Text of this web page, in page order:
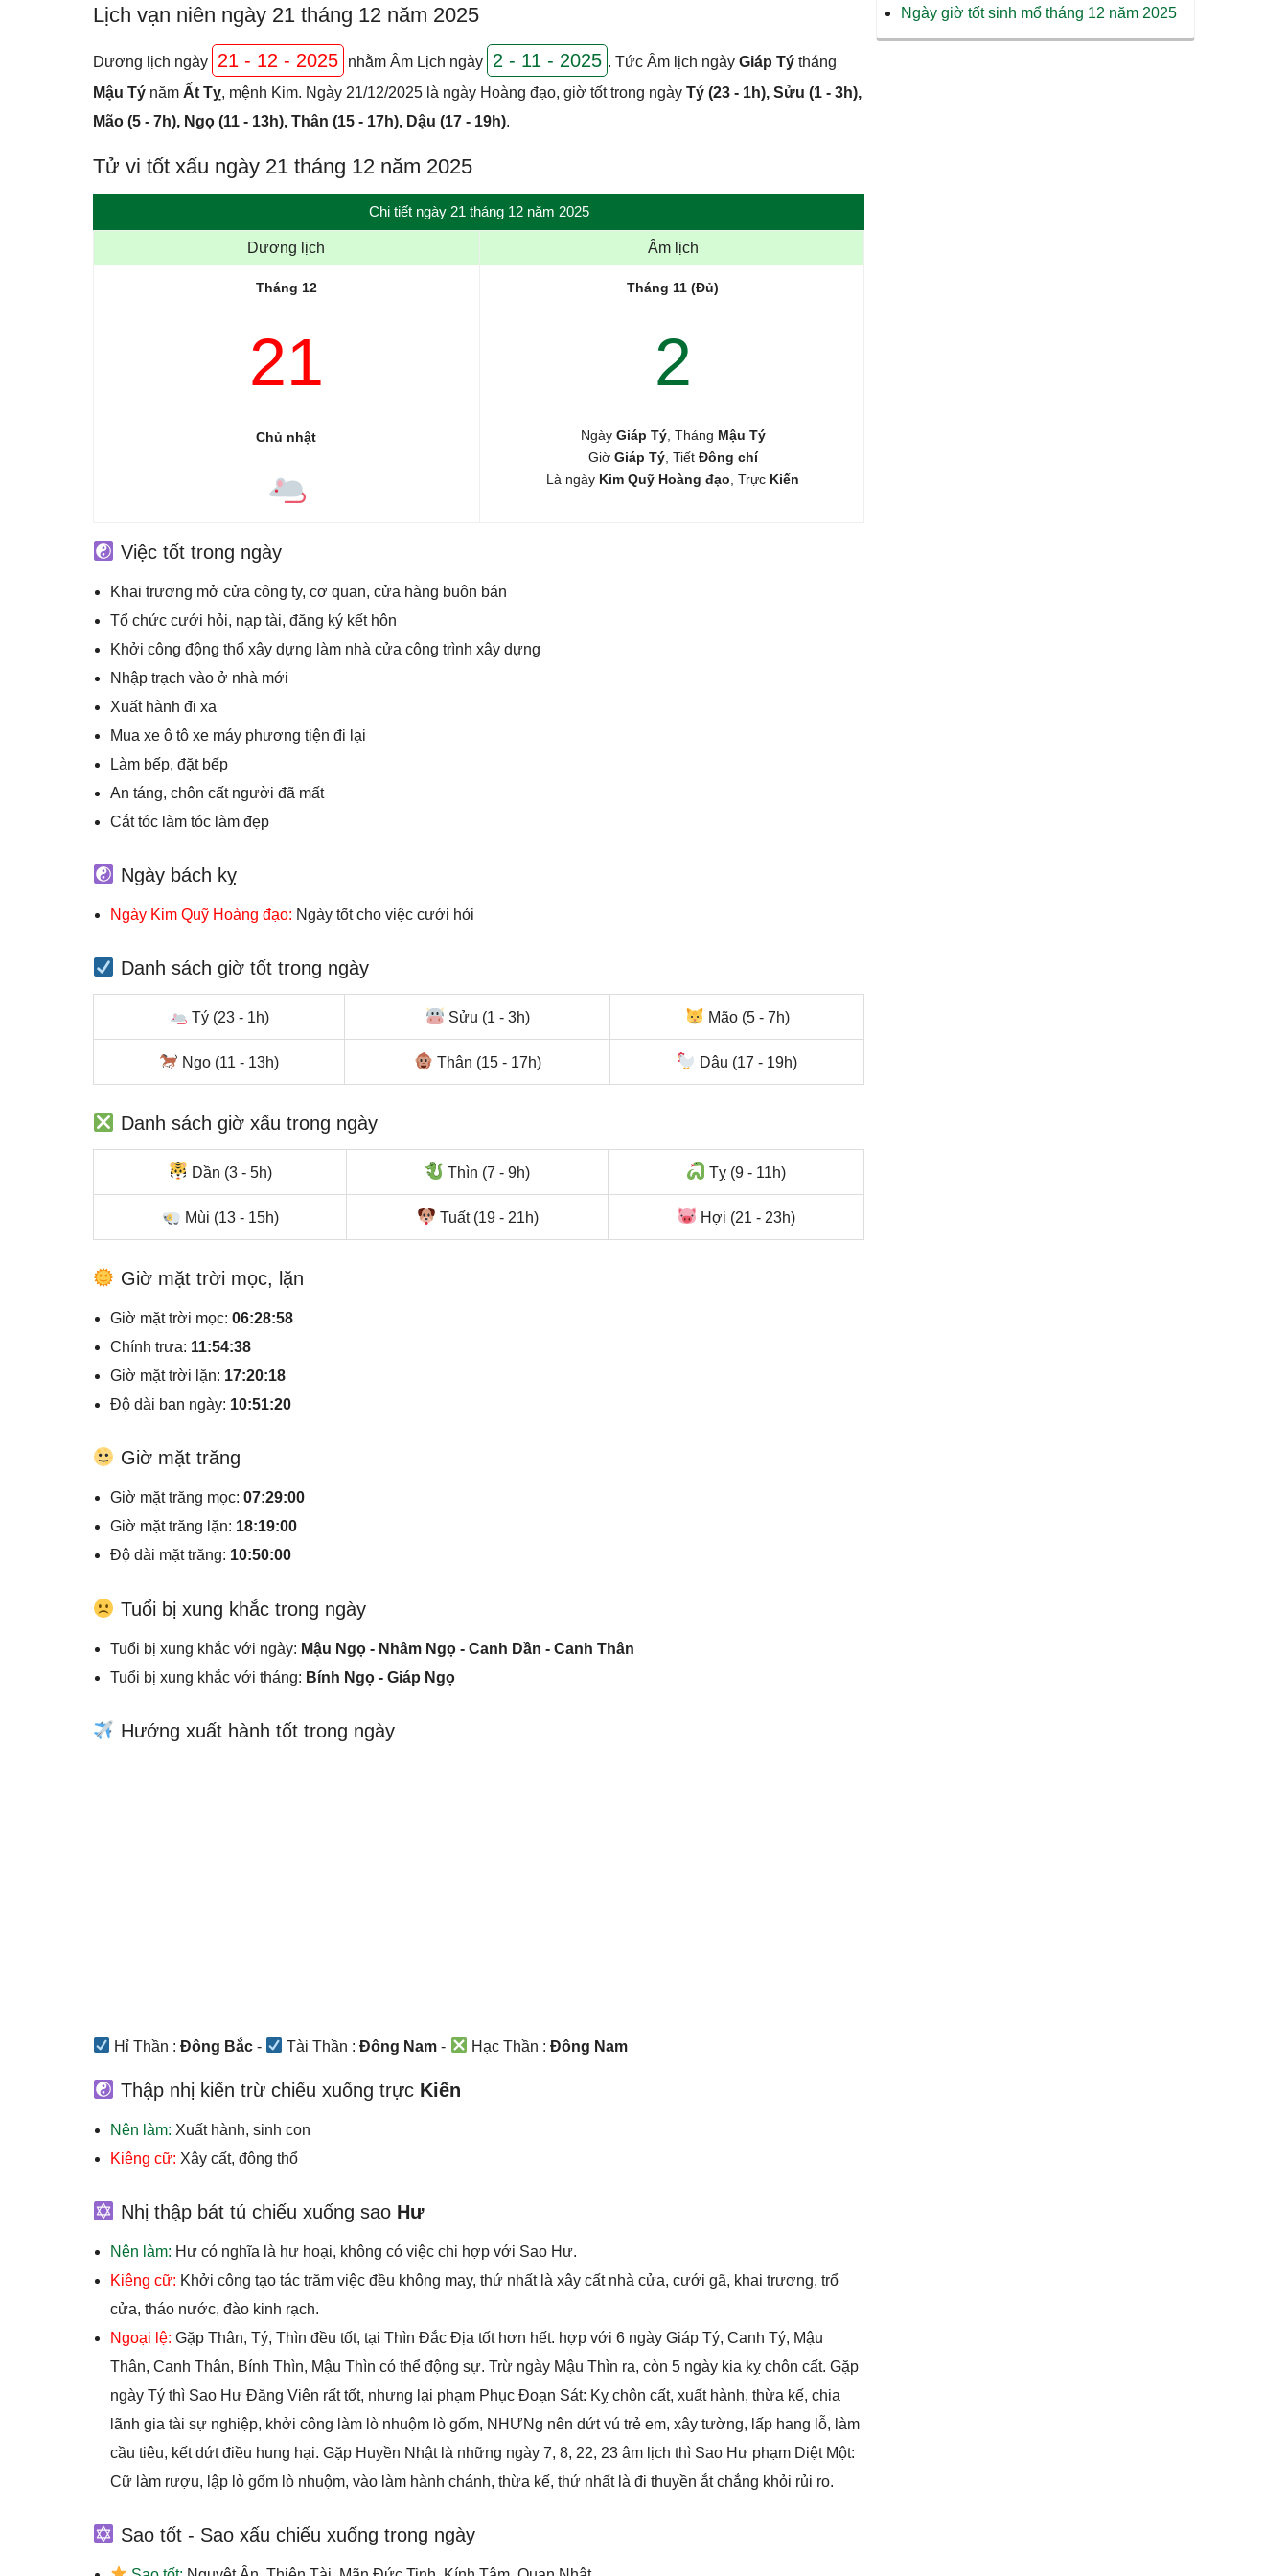
Lịch vạn niên ngày 21 tháng 12 năm 2025
Dương lịch ngày 21 - 12 - 2025 nhằm Âm Lịch ngày 2 - 11 - 2025 . Tức Âm lịch ngày Giáp Tý tháng
Mậu Tý năm Ất Tỵ, mệnh Kim. Ngày 21/12/2025 là ngày Hoàng đạo, giờ tốt trong ngày Tý (23 - 1h), Sửu (1 - 3h),
Mão (5 - 7h), Ngọ (11 - 13h), Thân (15 - 17h), Dậu (17 - 19h).
Tử vi tốt xấu ngày 21 tháng 12 năm 2025
Chi tiết ngày 21 tháng 12 năm 2025
Dương lịch Âm lịch
Tháng 12
21
Tháng 11 (Đủ)
2
Chủ nhật Ngày Giáp Tý, Tháng Mậu Tý
Giờ Giáp Tý, Tiết Đông chí
Là ngày Kim Quỹ Hoàng đạo , Trực Kiến
Việc tốt trong ngày
Khai trương mở cửa công ty, cơ quan, cửa hàng buôn bán
Tổ chức cưới hỏi, nạp tài, đăng ký kết hôn
Khởi công động thổ xây dựng làm nhà cửa công trình xây dựng
Nhập trạch vào ở nhà mới
Xuất hành đi xa
Mua xe ô tô xe máy phương tiện đi lại
Làm bếp, đặt bếp
An táng, chôn cất người đã mất
Cắt tóc làm tóc làm đẹp
Ngày bách kỵ
Ngày Kim Quỹ Hoàng đạo: Ngày tốt cho việc cưới hỏi
Danh sách giờ tốt trong ngày
Tý (23 - 1h) Sửu (1 - 3h) Mão (5 - 7h)
Ngọ (11 - 13h) Thân (15 - 17h) Dậu (17 - 19h)
Danh sách giờ xấu trong ngày
Dần (3 - 5h) Thìn (7 - 9h) Tỵ (9 - 11h)
Mùi (13 - 15h) Tuất (19 - 21h) Hợi (21 - 23h)
Giờ mặt trời mọc, lặn
Giờ mặt trời mọc: 06:28:58
Chính trưa: 11:54:38
Giờ mặt trời lặn: 17:20:18
Độ dài ban ngày: 10:51:20
Giờ mặt trăng
Giờ mặt trăng mọc: 07:29:00
Giờ mặt trăng lặn: 18:19:00
Độ dài mặt trăng: 10:50:00
Tuổi bị xung khắc trong ngày
Tuổi bị xung khắc với ngày: Mậu Ngọ - Nhâm Ngọ - Canh Dần - Canh Thân
Tuổi bị xung khắc với tháng: Bính Ngọ - Giáp Ngọ
Hướng xuất hành tốt trong ngày
Hỉ Thần :Đông Bắc - Tài Thần :Đông Nam - Hạc Thần : Đông Nam
Thập nhị kiến trừ chiếu xuống trực Kiến
Nên làm: Xuất hành, sinh con
Kiêng cữ: Xây cất, đông thổ
Nhị thập bát tú chiếu xuống sao Hư
Nên làm: Hư có nghĩa là hư hoại, không có việc chi hợp với Sao Hư.
Kiêng cữ: Khởi công tạo tác trăm việc đều không may, thứ nhất là xây cất nhà cửa, cưới gã, khai trương, trổ
cửa, tháo nước, đào kinh rạch.
Ngoại lệ: Gặp Thân, Tý, Thìn đều tốt, tại Thìn Đắc Địa tốt hơn hết. hợp với 6 ngày Giáp Tý, Canh Tý, Mậu
Thân, Canh Thân, Bính Thìn, Mậu Thìn có thể động sự. Trừ ngày Mậu Thìn ra, còn 5 ngày kia kỵ chôn cất. Gặp
ngày Tý thì Sao Hư Đăng Viên rất tốt, nhưng lại phạm Phục Đoạn Sát: Kỵ chôn cất, xuất hành, thừa kế, chia
lãnh gia tài sự nghiệp, khởi công làm lò nhuộm lò gốm, NHƯNg nên dứt vú trẻ em, xây tường, lấp hang lỗ, làm
cầu tiêu, kết dứt điều hung hại. Gặp Huyền Nhật là những ngày 7, 8, 22, 23 âm lịch thì Sao Hư phạm Diệt Một:
Cữ làm rượu, lập lò gốm lò nhuộm, vào làm hành chánh, thừa kế, thứ nhất là đi thuyền ắt chẳng khỏi rủi ro.
Sao tốt - Sao xấu chiếu xuống trong ngày
Ngày giờ tốt sinh mổ tháng 12 năm 2025